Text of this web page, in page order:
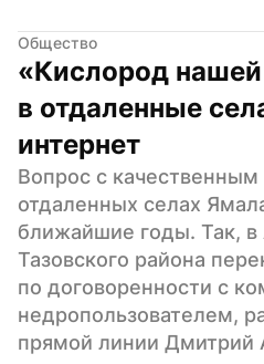
Общество
«Кислород
в отдаленные
интернет
Вопрос с
отдаленных селах
ближайшие годы. Так, в
Тазовского района
по договоренности с
недропользователем,
прямой линии Дмитрий